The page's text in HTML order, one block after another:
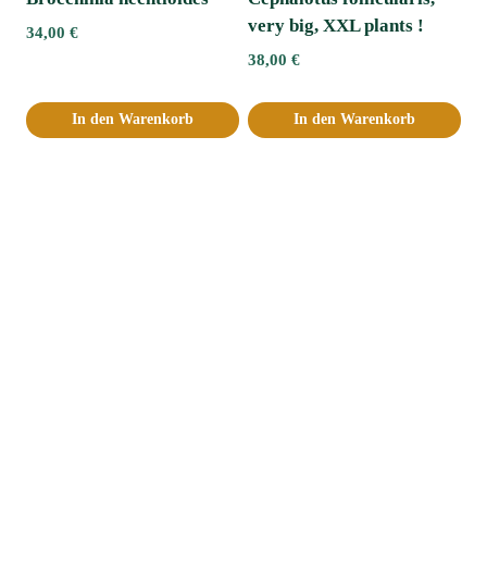
34,00 €
In den Warenkorb
very big, XXL plants !
38,00 €
In den Warenkorb